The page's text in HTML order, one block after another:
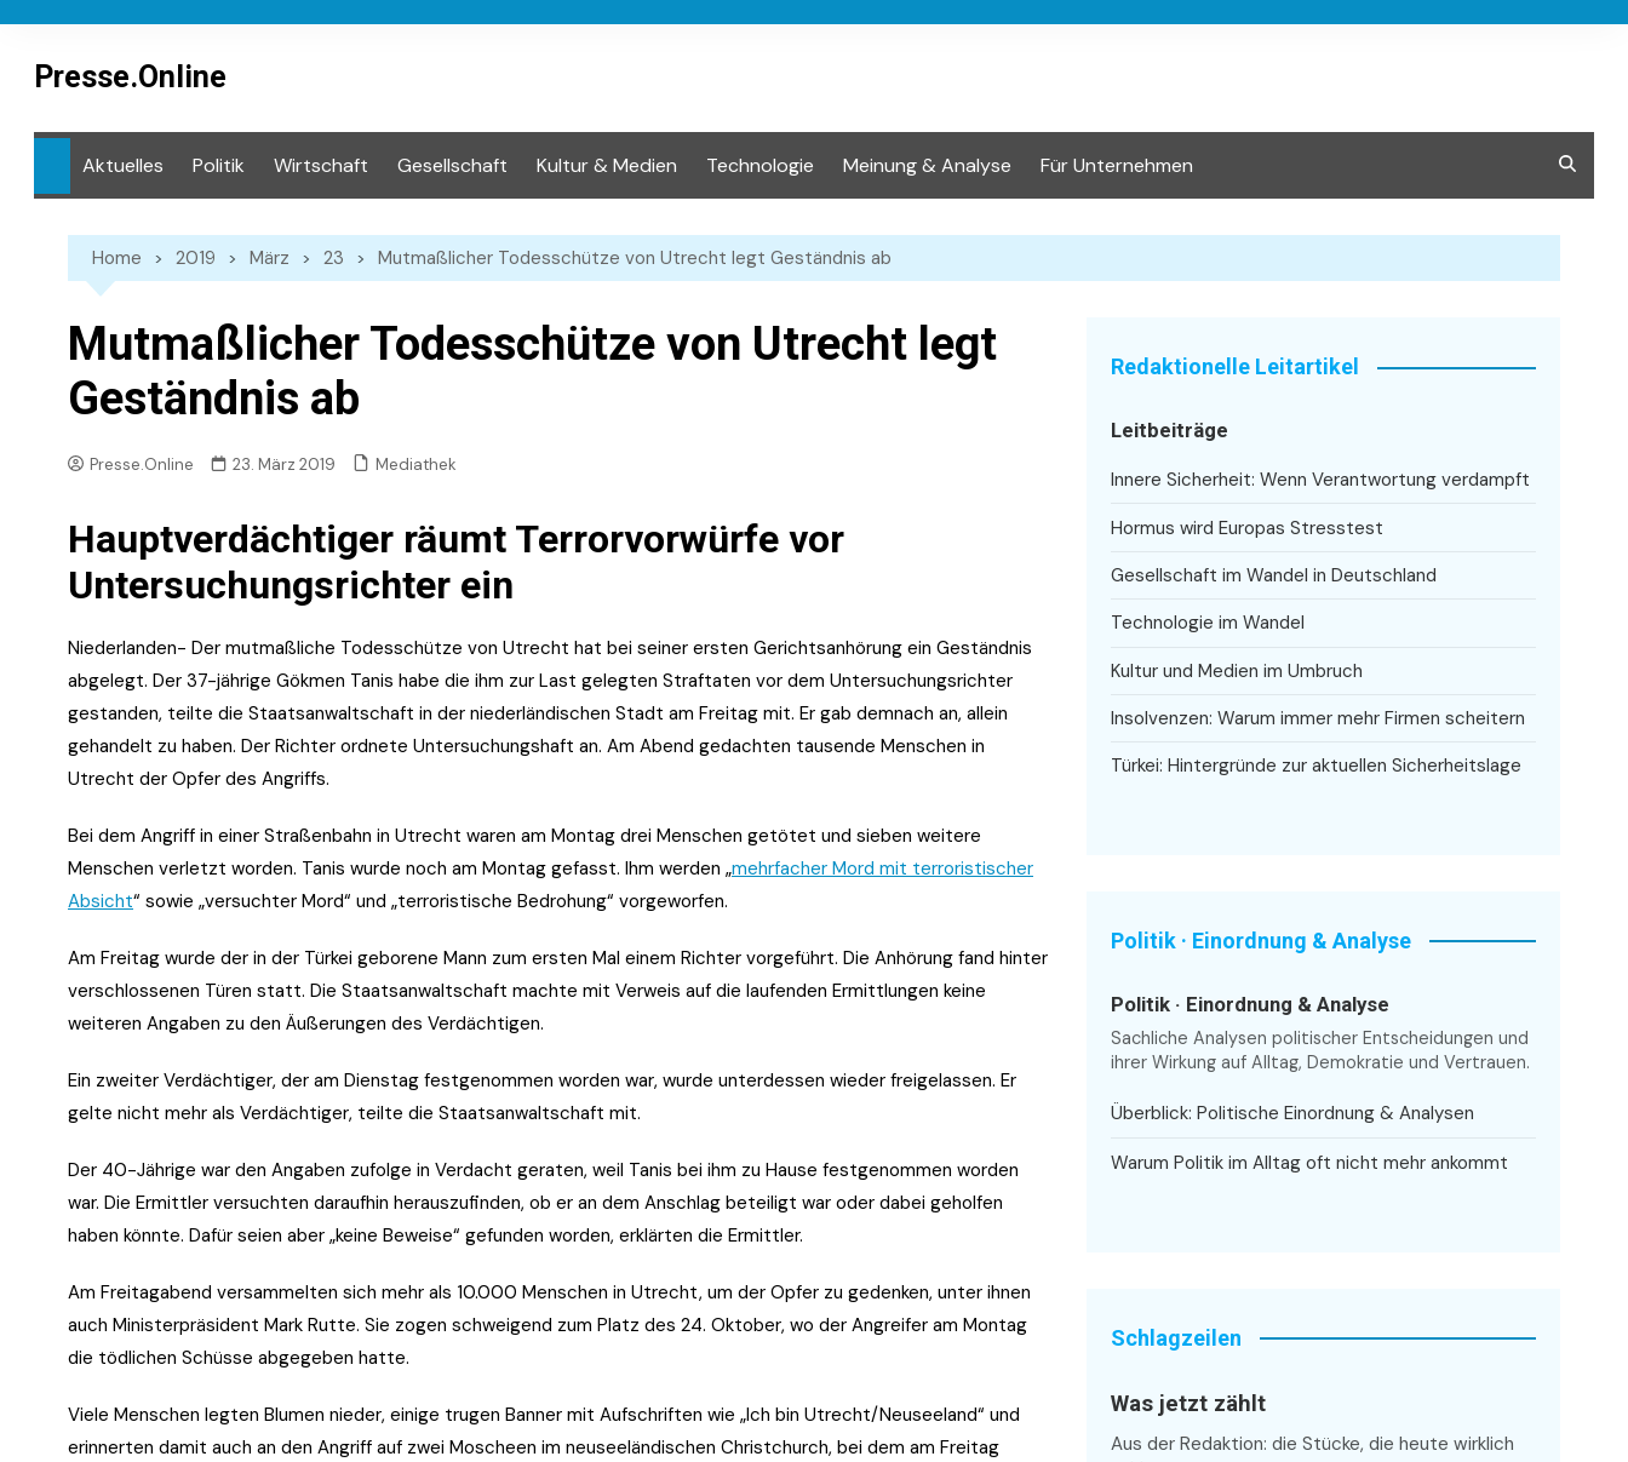
contentPresse.Online
Aktuelles Politik Wirtschaft Gesellschaft Kultur & Medien Technologie Meinung & Analyse Für Unternehmen
Home 2019 März 23 Mutmaßlicher Todesschütze von Utrecht legt Geständnis ab
Mutmaßlicher Todesschütze von Utrecht legt
Geständnis ab
Presse.Online 23. März 2019 Mediathek
Hauptverdächtiger räumt Terrorvorwürfe vor
Untersuchungsrichter ein
Niederlanden- Der mutmaßliche Todesschütze von Utrecht hat bei seiner ersten Gerichtsanhörung ein Geständnis
abgelegt. Der 37-jährige Gökmen Tanis habe die ihm zur Last gelegten Straftaten vor dem Untersuchungsrichter
gestanden, teilte die Staatsanwaltschaft in der niederländischen Stadt am Freitag mit. Er gab demnach an, allein
gehandelt zu haben. Der Richter ordnete Untersuchungshaft an. Am Abend gedachten tausende Menschen in
Utrecht der Opfer des Angriffs.
Bei dem Angriff in einer Straßenbahn in Utrecht waren am Montag drei Menschen getötet und sieben weitere
Menschen verletzt worden. Tanis wurde noch am Montag gefasst. Ihm werden „mehrfacher Mord mit terroristischer
Absicht“ sowie „versuchter Mord“ und „terroristische Bedrohung“ vorgeworfen.
Am Freitag wurde der in der Türkei geborene Mann zum ersten Mal einem Richter vorgeführt. Die Anhörung fand hinter
verschlossenen Türen statt. Die Staatsanwaltschaft machte mit Verweis auf die laufenden Ermittlungen keine
weiteren Angaben zu den Äußerungen des Verdächtigen.
Ein zweiter Verdächtiger, der am Dienstag festgenommen worden war, wurde unterdessen wieder freigelassen. Er
gelte nicht mehr als Verdächtiger, teilte die Staatsanwaltschaft mit.
Der 40-Jährige war den Angaben zufolge in Verdacht geraten, weil Tanis bei ihm zu Hause festgenommen worden
war. Die Ermittler versuchten daraufhin herauszufinden, ob er an dem Anschlag beteiligt war oder dabei geholfen
haben könnte. Dafür seien aber „keine Beweise“ gefunden worden, erklärten die Ermittler.
Am Freitagabend versammelten sich mehr als 10.000 Menschen in Utrecht, um der Opfer zu gedenken, unter ihnen
auch Ministerpräsident Mark Rutte. Sie zogen schweigend zum Platz des 24. Oktober, wo der Angreifer am Montag
die tödlichen Schüsse abgegeben hatte.
Viele Menschen legten Blumen nieder, einige trugen Banner mit Aufschriften wie „Ich bin Utrecht/Neuseeland“ und
erinnerten damit auch an den Angriff auf zwei Moscheen im neuseeländischen Christchurch, bei dem am Freitag
Redaktionelle Leitartikel
Leitbeiträge
Innere Sicherheit: Wenn Verantwortung verdampft
Hormus wird Europas Stresstest
Gesellschaft im Wandel in Deutschland
Technologie im Wandel
Kultur und Medien im Umbruch
Insolvenzen: Warum immer mehr Firmen scheitern
Türkei: Hintergründe zur aktuellen Sicherheitslage
Politik · Einordnung & Analyse
Politik · Einordnung & Analyse
Sachliche Analysen politischer Entscheidungen und
ihrer Wirkung auf Alltag, Demokratie und Vertrauen.
Überblick: Politische Einordnung & Analysen
Warum Politik im Alltag oft nicht mehr ankommt
Schlagzeilen
Was jetzt zählt
Aus der Redaktion: die Stücke, die heute wirklich